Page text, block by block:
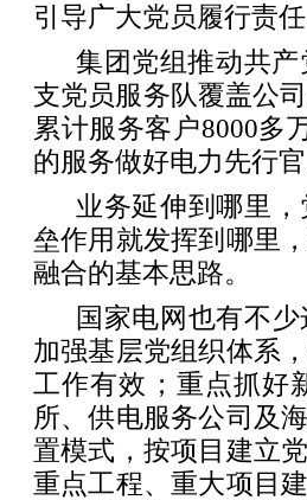
引导广大党员履行责任
集团党组推动共
支党员服务队覆盖公
累计服务客户8000多
的服务做好电力先行
业务延伸到哪里
垒作用就发挥到哪里
融合的基本思路。
国家电网也有不
加强基层党组织体系
工作有效；重点抓好
所、供电服务公司及
置模式，按项目建立
重点工程、重大项目